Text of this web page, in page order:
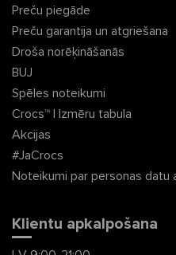
Preču piegāde
Preču garantija un atgriešana
Droša norēķināšanās
BUJ
Spēles noteikumi
Crocs™ | Izmēru tabula
Akcijas
#JaCrocs
Noteikumi par personas datu
Klientu apkalpošana